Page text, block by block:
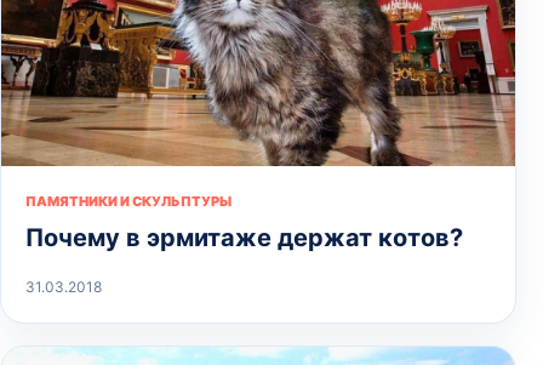
ПАМЯТНИКИ И СКУЛЬПТУРЫ
Почему в эрмитаже держат котов?
31.03.2018